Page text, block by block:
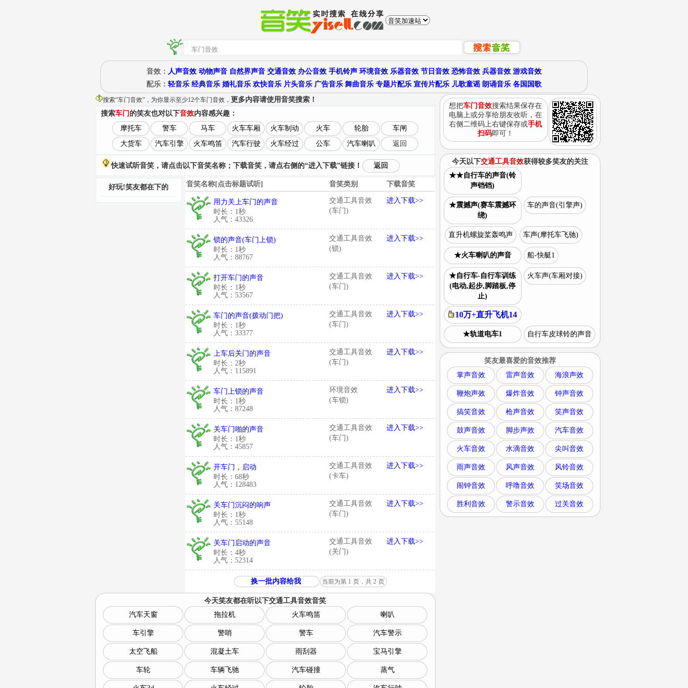
音效： 人声音效 动物声音 自然界声音 交通音效 办公音效 手机铃声 环境音效 乐器音效 节日音效 恐怖音效 兵器音效 游戏音效
配乐： 轻音乐 经典音乐 婚礼音乐 欢快音乐 片头音乐 广告音乐 舞曲音乐 专题片配乐 宣传片配乐 儿歌童谣 朗诵音乐 各国国歌
搜索“车门音效”，为你显示至少12个车门音效， 更多内容请使用音笑搜索！
搜索车门 的笑友也对以下音效内容感兴趣：
摩托车
警车 马车 火车车厢 火车制动 火车 轮胎
车闸
大货车
汽车引擎 火车鸣笛 汽车行驶 火车经过 公车 汽车喇叭 返回
快速试听音笑，请点击以下音笑名称；下载音笑，请点右侧的“进入下载”链接！ 返回
音笑名称[点击标题试听] 音笑类别 下载音笑
用力关上车门的声音
时长：1秒
人气：43326
交通工具音效
(车门)
进入下载>>
锁的声音(车门上锁)
时长：1秒
人气：88767
交通工具音效
(锁)
进入下载>>
打开车门的声音
时长：1秒
人气：53567
交通工具音效
(车门)
进入下载>>
车门的声音(拨动门把)
时长：1秒
人气：33377
交通工具音效
(车门)
进入下载>>
上车后关门的声音
时长：2秒
人气：115891
交通工具音效
(车门)
进入下载>>
车门上锁的声音
时长：1秒
人气：87248
环境音效
(车锁)
进入下载>>
关车门啪的声音
时长：1秒
人气：45857
交通工具音效
(车门)
进入下载>>
开车门，启动
时长：68秒
人气：128483
交通工具音效
(卡车)
进入下载>>
关车门沉闷的响声
时长：1秒
人气：55148
交通工具音效
(车门)
进入下载>>
关车门启动的声音
时长：4秒
人气：52314
交通工具音效
(关门)
进入下载>>
换一批内容给我 当前为第 1 页，共 2 页
好玩!笑友都在下的
今天笑友都在听以下交通工具音效音笑
汽车天窗
拖拉机 火车鸣笛 喇叭
车引擎 警哨 警车 汽车警示
太空飞船 混凝土车 雨刮器 宝马引擎
车轮 车辆飞驰 汽车碰撞 蒸气
想把车门音效搜索结果保存在
电脑上或分享给朋友收听，在
右侧二维码上右键保存或手机
扫码即可！
今天以下交通工具音效获得较多笑友的关注
★★自行车的声音(铃
声铛铛)
★震撼声(赛车震撼环
绕)
车的声音(引擎声)
直升机螺旋桨轰鸣声 车声(摩托车飞驰)
★火车喇叭的声音 船-快艇1
★自行车-自行车训练
(电动,起步,脚踏板,停
止)
火车声(车厢对接)
10万+直升飞机14
★轨道电车1 自行车皮球铃的声音
笑友最喜爱的音效推荐
掌声音效
雷声音效 海浪声效
鞭炮声效 爆炸音效 钟声音效
搞笑音效 枪声音效 笑声音效
鼓声音效 脚步声效 汽车音效
火车音效 水滴音效 尖叫音效
雨声音效 风声音效 风铃音效
闹钟音效 呼噜音效 笑场音效
胜利音效 警示音效 过关音效